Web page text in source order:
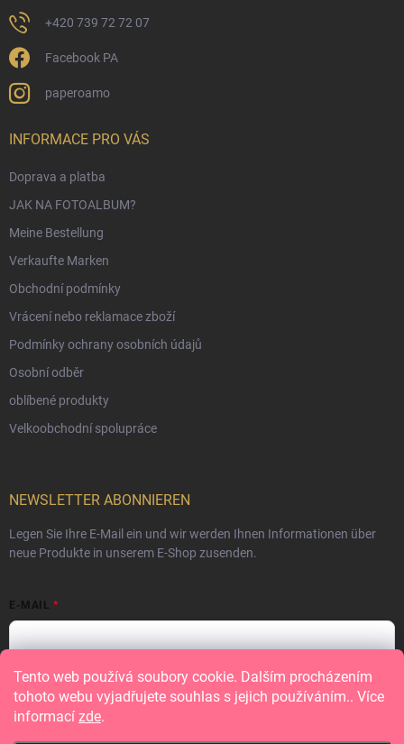
Tento web používá soubory cookie. Dalším procházením
tohoto webu vyjadřujete souhlas s jejich používáním.. Více
informací zde.
+420 739 72 72 07
Facebook PA
paperoamo
INFORMACE PRO VÁS
Doprava a platba
JAK NA FOTOALBUM?
Meine Bestellung
Verkaufte Marken
Obchodní podmínky
Vrácení nebo reklamace zboží
Podmínky ochrany osobních údajů
Osobní odběr
oblíbené produkty
Velkoobchodní spolupráce
NEWSLETTER ABONNIEREN
Legen Sie Ihre E-Mail ein und wir werden Ihnen Informationen über
neue Produkte in unserem E-Shop zusenden.
E-MAIL
Vložením e-mailu souhlasíte spodmínkami ochrany osobních údajů
Anmelden